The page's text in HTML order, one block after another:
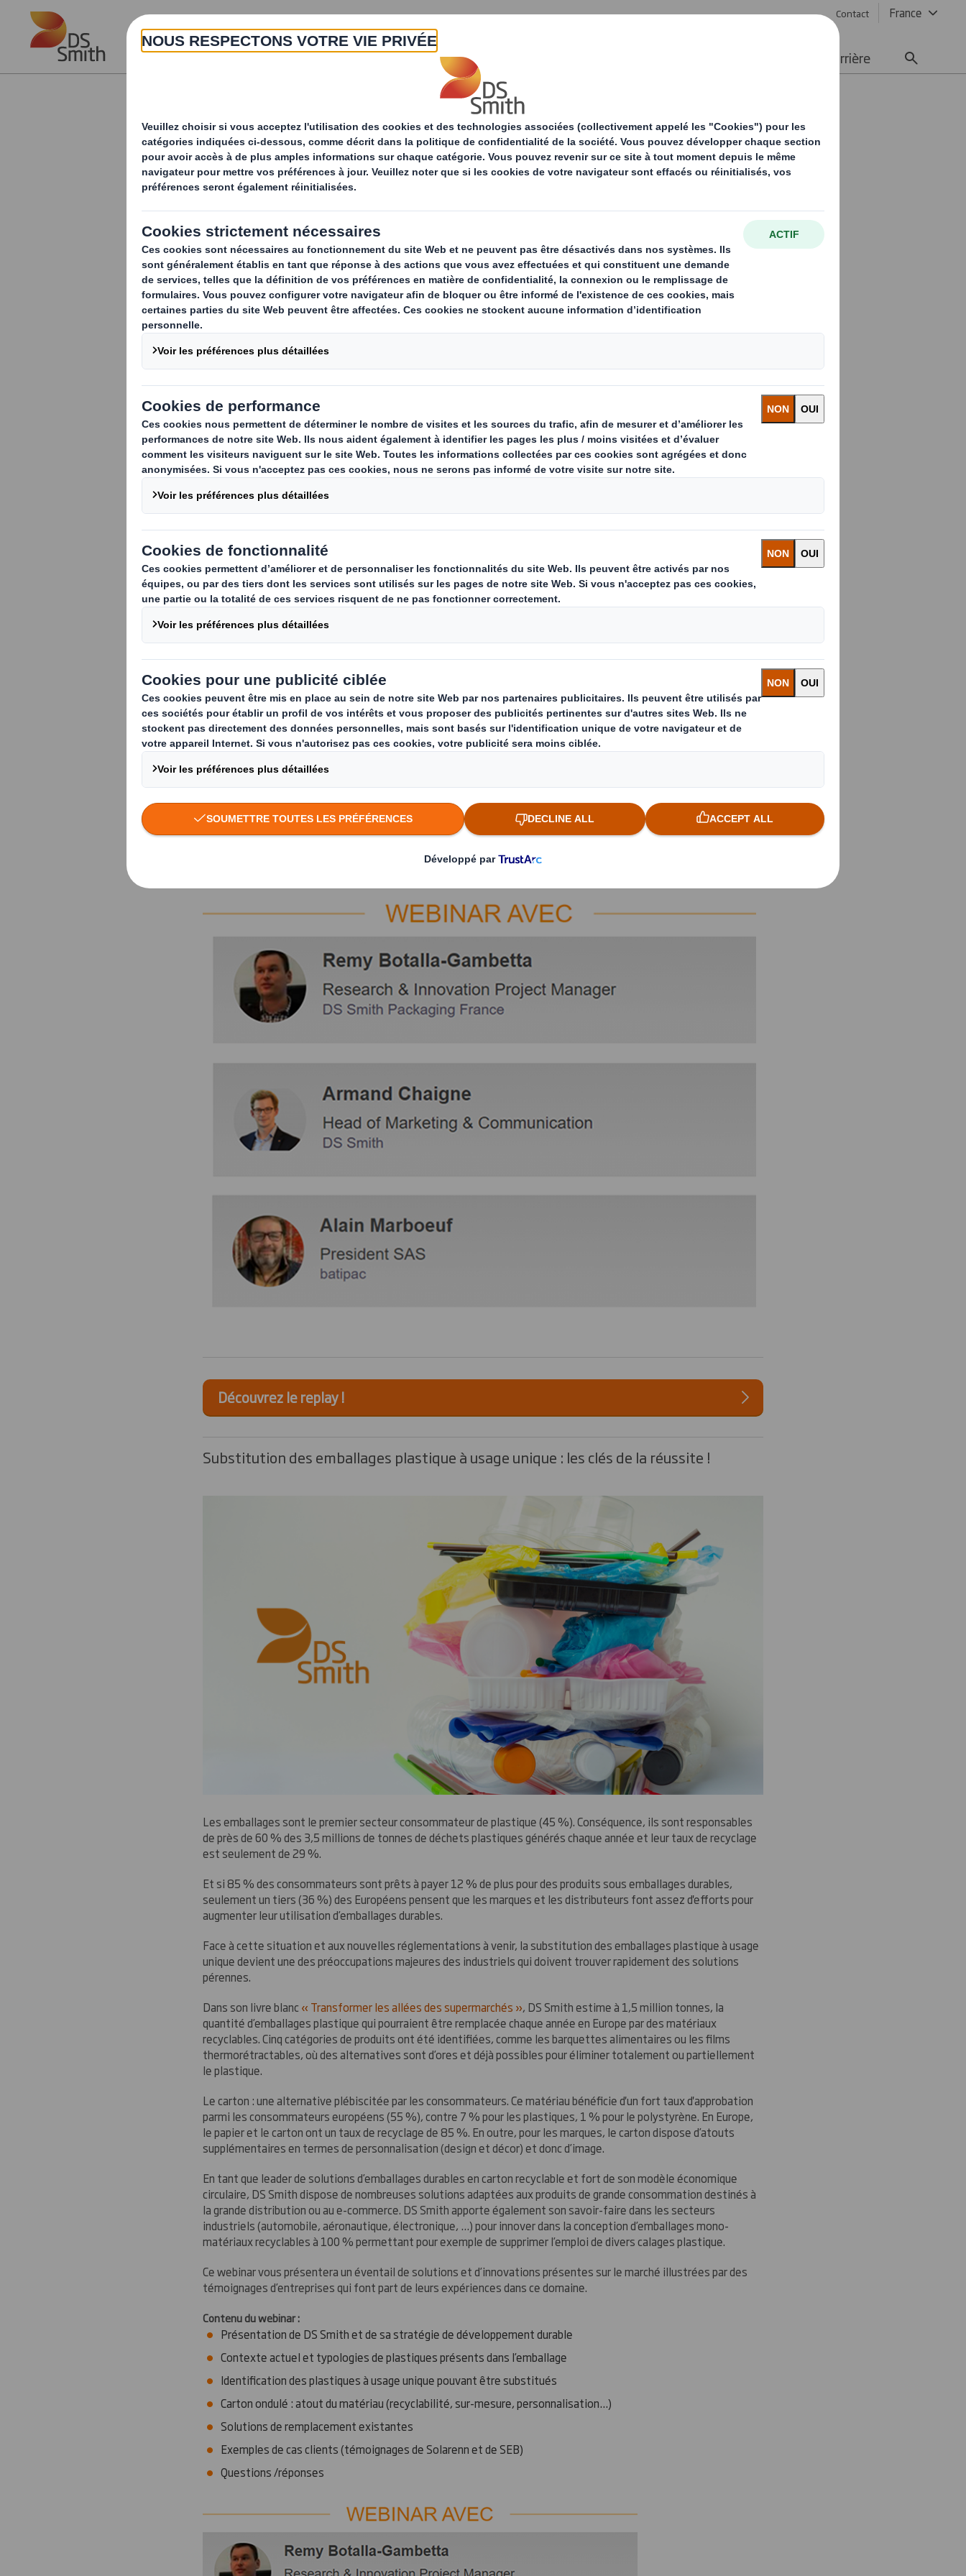
Skip to main content Contact France
A propos Produits & Services Carrière
Nos Webinars
Révolution de l’Internet des Objets (IOT) : connectez vos emballages !
De la traçabilité du consommateur à la supplychain connectée, la data au service de votre performance !
Générer de la donnée exploitable et créatrice de valeur pour les industriels via leurs emballages est aujourd’hui
devenu réalité. Les domaines d’applications sont multiples et répondent à d’importants enjeux tels que :
une meilleure compréhension et visibilité de la Supply Chain,
l’optimisation des cahiers des charges des emballages,
l’activation de la marque en magasin.
coûts.
Avec la participation de la société Bat'Ipac, qui partagera sa perception de la valeur de l'emballage connecté et
les applications possibles.
Présentation de DS Smith et des projets lié à l'emballage connecté
Présentation des solutions
Découvrez le replay !
Substitution des emballages plastique à usage unique : les clés de la réussite !
Les emballages sont le premier secteur consommateur de plastique (45 %). Conséquence, ils sont responsables
de près de 60 % des 3,5 millions de tonnes de déchets plastiques générés chaque année et leur taux de recyclage
est seulement de 29 %.
Et si 85 % des consommateurs sont prêts à payer 12 % de plus pour des produits sous emballages durables,
seulement un tiers (36 %) des Européens pensent que les marques et les distributeurs font assez d'efforts pour
augmenter leur utilisation d’emballages durables.
Face à cette situation et aux nouvelles réglementations à venir, la substitution des emballages plastique à usage
unique devient une des préoccupations majeures des industriels qui doivent trouver rapidement des solutions
pérennes.
Dans son livre blanc « Transformer les allées des supermarchés », DS Smith estime à 1,5 million tonnes, la
quantité d’emballages plastique qui pourraient être remplacée chaque année en Europe par des matériaux
recyclables. Cinq catégories de produits ont été identifiées, comme les barquettes alimentaires ou les films
thermorétractables, où des alternatives sont d’ores et déjà possibles pour éliminer totalement ou partiellement
le plastique.
Le carton : une alternative plébiscitée par les consommateurs. Ce matériau bénéficie d'un fort taux d'approbation
parmi les consommateurs européens (55 %), contre 7 % pour les plastiques, 1 % pour le polystyrène. En Europe,
le papier et le carton ont un taux de recyclage de 85 %. En outre, pour les marques, le carton dispose d’atouts
supplémentaires en termes de personnalisation (design et décor) et donc d’image.
En tant que leader de solutions d’emballages durables en carton recyclable et fort de son modèle économique
circulaire, DS Smith dispose de nombreuses solutions adaptées aux produits de grande consommation destinés à
la grande distribution ou au e-commerce. DS Smith apporte également son savoir-faire dans les secteurs
industriels (automobile, aéronautique, électronique, …) pour innover dans la conception d’emballages mono-
matériaux recyclables à 100 % permettant pour exemple de supprimer l’emploi de divers calages plastique.
Ce webinar vous présentera un éventail de solutions et d’innovations présentes sur le marché illustrées par des
témoignages d’entreprises qui font part de leurs expériences dans ce domaine.
Contenu du webinar :
Présentation de DS Smith et de sa stratégie de développement durable
Contexte actuel et typologies de plastiques présents dans l’emballage
Identification des plastiques à usage unique pouvant être substitués
Carton ondulé : atout du matériau (recyclabilité, sur-mesure, personnalisation…)
Solutions de remplacement existantes
Exemples de cas clients (témoignages de Solarenn et de SEB)
Questions /réponses